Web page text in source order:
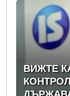
обрали
ВИЖТЕ